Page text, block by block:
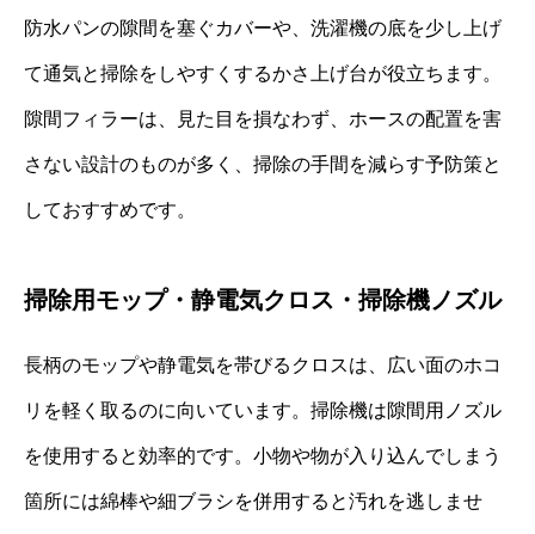
防水パンの隙間を塞ぐカバーや、洗濯機の底を少し上げ
て通気と掃除をしやすくするかさ上げ台が役立ちます。
隙間フィラーは、見た目を損なわず、ホースの配置を害
さない設計のものが多く、掃除の手間を減らす予防策と
しておすすめです。
掃除用モップ・静電気クロス・掃除機ノズル
長柄のモップや静電気を帯びるクロスは、広い面のホコ
リを軽く取るのに向いています。掃除機は隙間用ノズル
を使用すると効率的です。小物や物が入り込んでしまう
箇所には綿棒や細ブラシを併用すると汚れを逃しませ